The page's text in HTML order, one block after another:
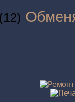
(12)